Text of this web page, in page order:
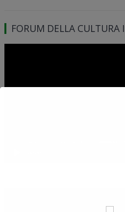
FORUM DELLA CULTURA